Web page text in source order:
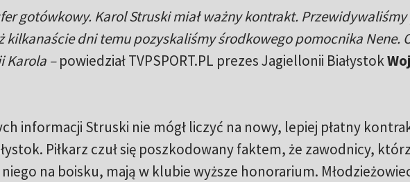
gotówkowy. Karol Struski miał ważny kontrakt.
kilkanaście dni temu pozyskaliśmy środkowego pomocnika Nene.
Karola –powiedział TVPSPORT.PL prezes Jagiellonii Białystok
informacji Struski nie mógł liczyć na nowy, lepiej płatny
Piłkarz czuł się poszkodowany faktem, że zawodnicy,
na boisku, mają w klubie wyższe honorarium.